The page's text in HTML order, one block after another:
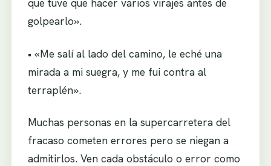
que tuve que hacer varios virajes antes de
golpearlo».
• «Me salí al lado del camino, le eché una
mirada a mi suegra, y me fui contra al
terraplén».
Muchas personas en la supercarretera del
fracaso cometen errores pero se niegan a
admitirlos. Ven cada obstáculo o error como